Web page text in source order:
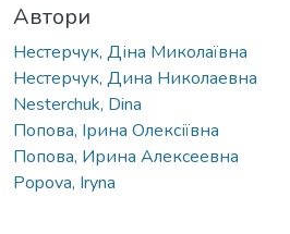
Автори
Нестерчук, Діна Миколаївна
Нестерчук, Дина Николаевна
Nesterchuk, Dina
Попова, Ірина Олексіївна
Попова, Ирина Алексеевна
Popova, Iryna